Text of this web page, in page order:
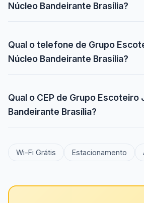
Núcleo Bandeirante Brasília?
Qual o telefone de Grupo
Núcleo Bandeirante Brasília?
Qual o CEP de Grupo Escoteiro
Bandeirante Brasília?
Wi-Fi Grátis Estacionamento